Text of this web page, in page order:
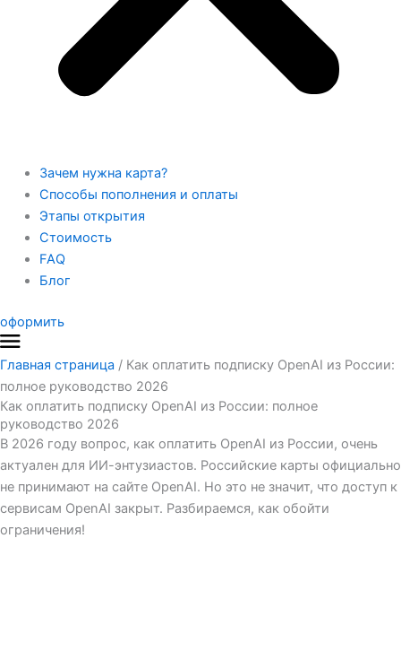
Зачем нужна карта?
Способы пополнения и оплаты
Этапы открытия
Стоимость
FAQ
Блог
оформить
Главная страница / Как оплатить подписку OpenAI из России:
полное руководство 2026
Как оплатить подписку OpenAI из России: полное
руководство 2026
В 2026 году вопрос, как оплатить OpenAI из России, очень
актуален для ИИ-энтузиастов. Российские карты официально
не принимают на сайте OpenAI. Но это не значит, что доступ к
сервисам OpenAI закрыт. Разбираемся, как обойти
ограничения!